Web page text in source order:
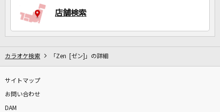
店舗検索
カラオケ検索 「Zen [ゼン]」の詳細
サイトマップ
お問い合わせ
DAM